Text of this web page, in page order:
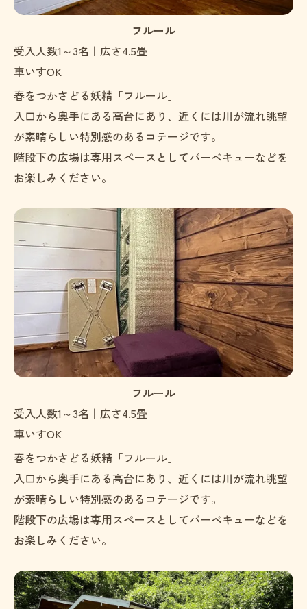
フルール
受入人数1～3名｜広さ4.5畳
車いすOK
春をつかさどる妖精「フルール」
入口から奥手にある高台にあり、近くには川が流れ眺望
が素晴らしい特別感のあるコテージです。
階段下の広場は専用スペースとしてバーベキューなどを
お楽しみください。
フルール
受入人数1～3名｜広さ4.5畳
車いすOK
春をつかさどる妖精「フルール」
入口から奥手にある高台にあり、近くには川が流れ眺望
が素晴らしい特別感のあるコテージです。
階段下の広場は専用スペースとしてバーベキューなどを
お楽しみください。